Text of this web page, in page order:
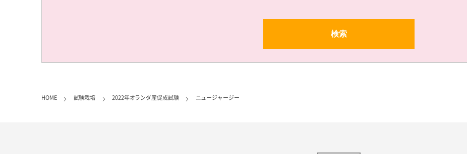
HOME 試験栽培 2022年オランダ産促成試験 ニュージャージー